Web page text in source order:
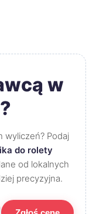
w
wyliczeń? Podaj
do rolety
od lokalnych
precyzyjna.